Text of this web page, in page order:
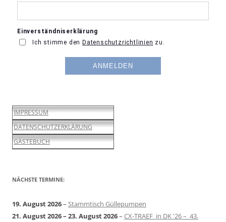
IMPRESSUM
DATENSCHUTZERKLÄRUNG
GÄSTEBUCH
NÄCHSTE TERMINE:
19. August 2026– Stammtisch Güllepumpen
21. August 2026– 23. August 2026– CX-TRAEF in DK '26 – 43.